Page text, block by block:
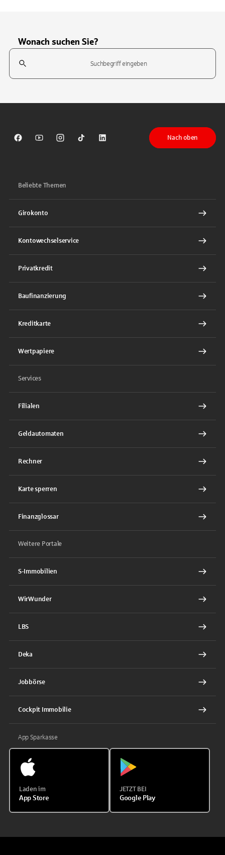
Wonach suchen Sie?
Suchfeld
Sparkasse auf Facebook
Sparkasse auf Youtube
Sparkasse auf Instagram
Sparkasse auf TikTok
Sparkasse auf LinkedIn
Nach oben
Beliebte Themen
Girokonto
Kontowechselservice
Privatkredit
Baufinanzierung
Kreditkarte
Wertpapiere
Services
Filialen
Geldautomaten
Rechner
Karte sperren
Finanzglossar
Weitere Portale
S-Immobilien
WirWunder
LBS
Deka
Jobbörse
Cockpit Immobilie
App Sparkasse
Laden im
App Store
JETZT BEI
Google Play